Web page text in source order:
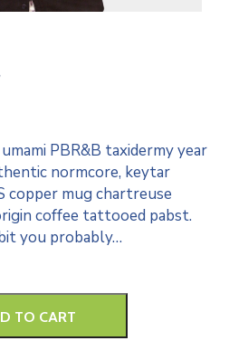
PBR&B taxidermy year
normcore, keytar
copper mug chartreuse
coffee tattooed pabst.
you probably…
TO CART